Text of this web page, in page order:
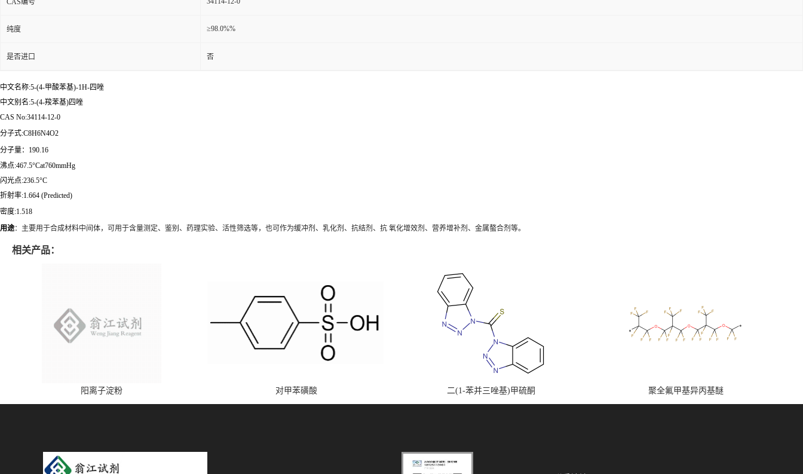
CAS编号
纯度 ≥98.0%%
是否进口 否
中文名称:5-(4-甲酸苯基)-1H-四唑
中文别名:5-(4-羧苯基)四唑
CAS No:34114-12-0
分子式:C8H6N4O2
分子量：190.16
沸点:467.5°Cat760mmHg
闪光点:236.5°C
折射率:1.664 (Predicted)
密度:1.518
用途：主要用于合成材料中间体，可用于含量测定、鉴别、药理实验、活性筛选等，也可作为缓冲剂、乳化剂、抗结剂、抗 氧化增效剂、营养增补剂、金属螯合剂等。
相关产品：
阳离子淀粉 对甲苯磺酸 二(1-苯并三唑基)甲硫酮 聚全氟甲基异丙基醚